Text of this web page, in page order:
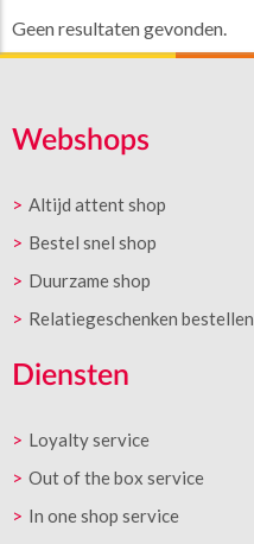
Geen resultaten gevonden.
Webshops
Altijd attent shop
Bestel snel shop
Duurzame shop
Relatiegeschenken bestellen
Diensten
Loyalty service
Out of the box service
In one shop service